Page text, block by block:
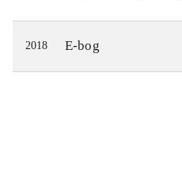
2018 E-bog